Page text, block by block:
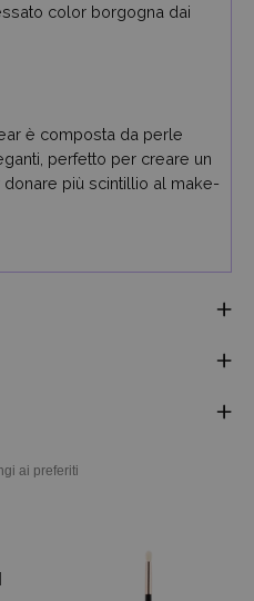
color borgogna dai
è composta da perle
perfetto per creare un
più scintillio al make-